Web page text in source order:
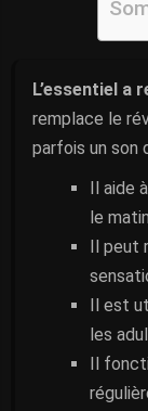
L’essentiel a
remplace le
parfois un son
Il aide
le
Il peut
Il est
les
Il